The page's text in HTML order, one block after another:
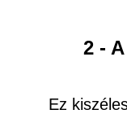
2 -
Ez